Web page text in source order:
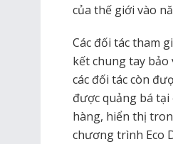
của thế giới vào
Các đối tác tham
kết chung tay bảo
các đối tác còn
được quảng bá
hàng, hiển thị
chương trình Eco